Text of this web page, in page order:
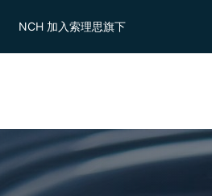
NCH 加入索理思旗下